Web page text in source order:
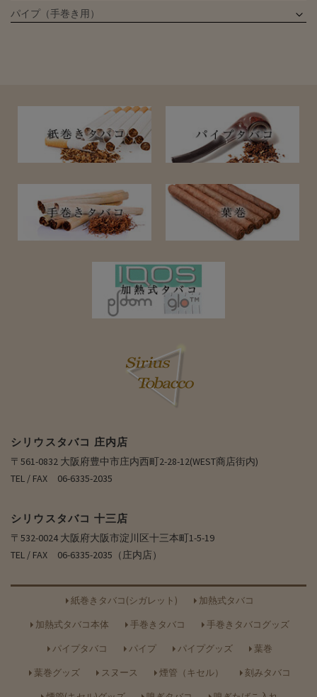
パイプ（手巻き用）
シリウスタバコ 庄内店
〒561-0832 大阪府豊中市庄内西町2-28-12(WEST商店街内)
TEL / FAX 06-6335-2035
シリウスタバコ 十三店
〒532-0024 大阪府大阪市淀川区十三本町1-5-19
TEL / FAX 06-6335-2035（庄内店）
紙巻きタバコ(シガレット)
加熱式タバコ
加熱式タバコ本体
手巻きタバコ
手巻きタバコグッズ
パイプタバコ
パイプ パイプグッズ
葉巻
葉巻グッズ
スヌース 煙管（キセル）
刻みタバコ